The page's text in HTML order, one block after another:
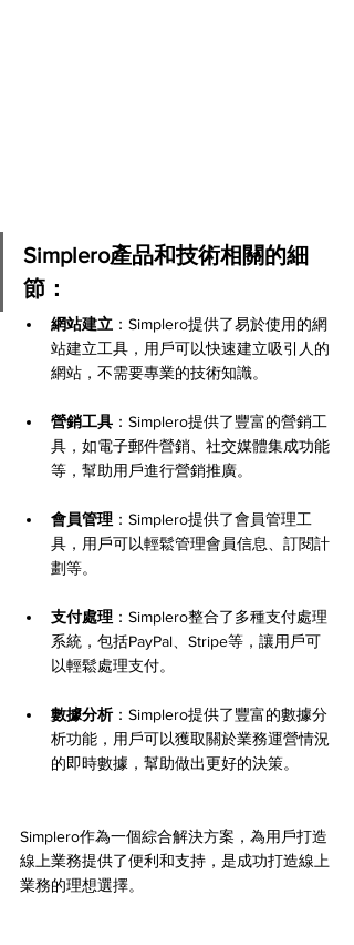
Simplero產品和技術相關的細
節：
網站建立 ：Simplero提供了易於使用的網
站建立工具，用戶可以快速建立吸引人的
網站，不需要專業的技術知識。
營銷工具 ：Simplero提供了豐富的營銷工
具，如電子郵件營銷、社交媒體集成功能
等，幫助用戶進行營銷推廣。
會員管理 ：Simplero提供了會員管理工
具，用戶可以輕鬆管理會員信息、訂閱計
劃等。
支付處理 ：Simplero整合了多種支付處理
系統，包括PayPal、Stripe等，讓用戶可
以輕鬆處理支付。
數據分析：Simplero提供了豐富的數據分
析功能，用戶可以獲取關於業務運營情況
的即時數據，幫助做出更好的決策。
Simplero作為一個綜合解決方案，為用戶打造
線上業務提供了便利和支持，是成功打造線上
業務的理想選擇。